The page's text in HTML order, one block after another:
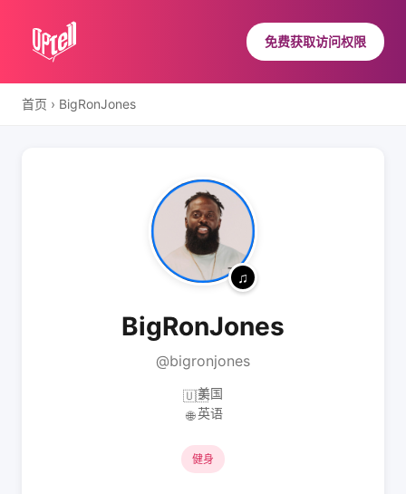
免费获取访问权限
首页 › BigRonJones
BigRonJones
@bigronjones
🇺🇸美国
🌐 英语
健身